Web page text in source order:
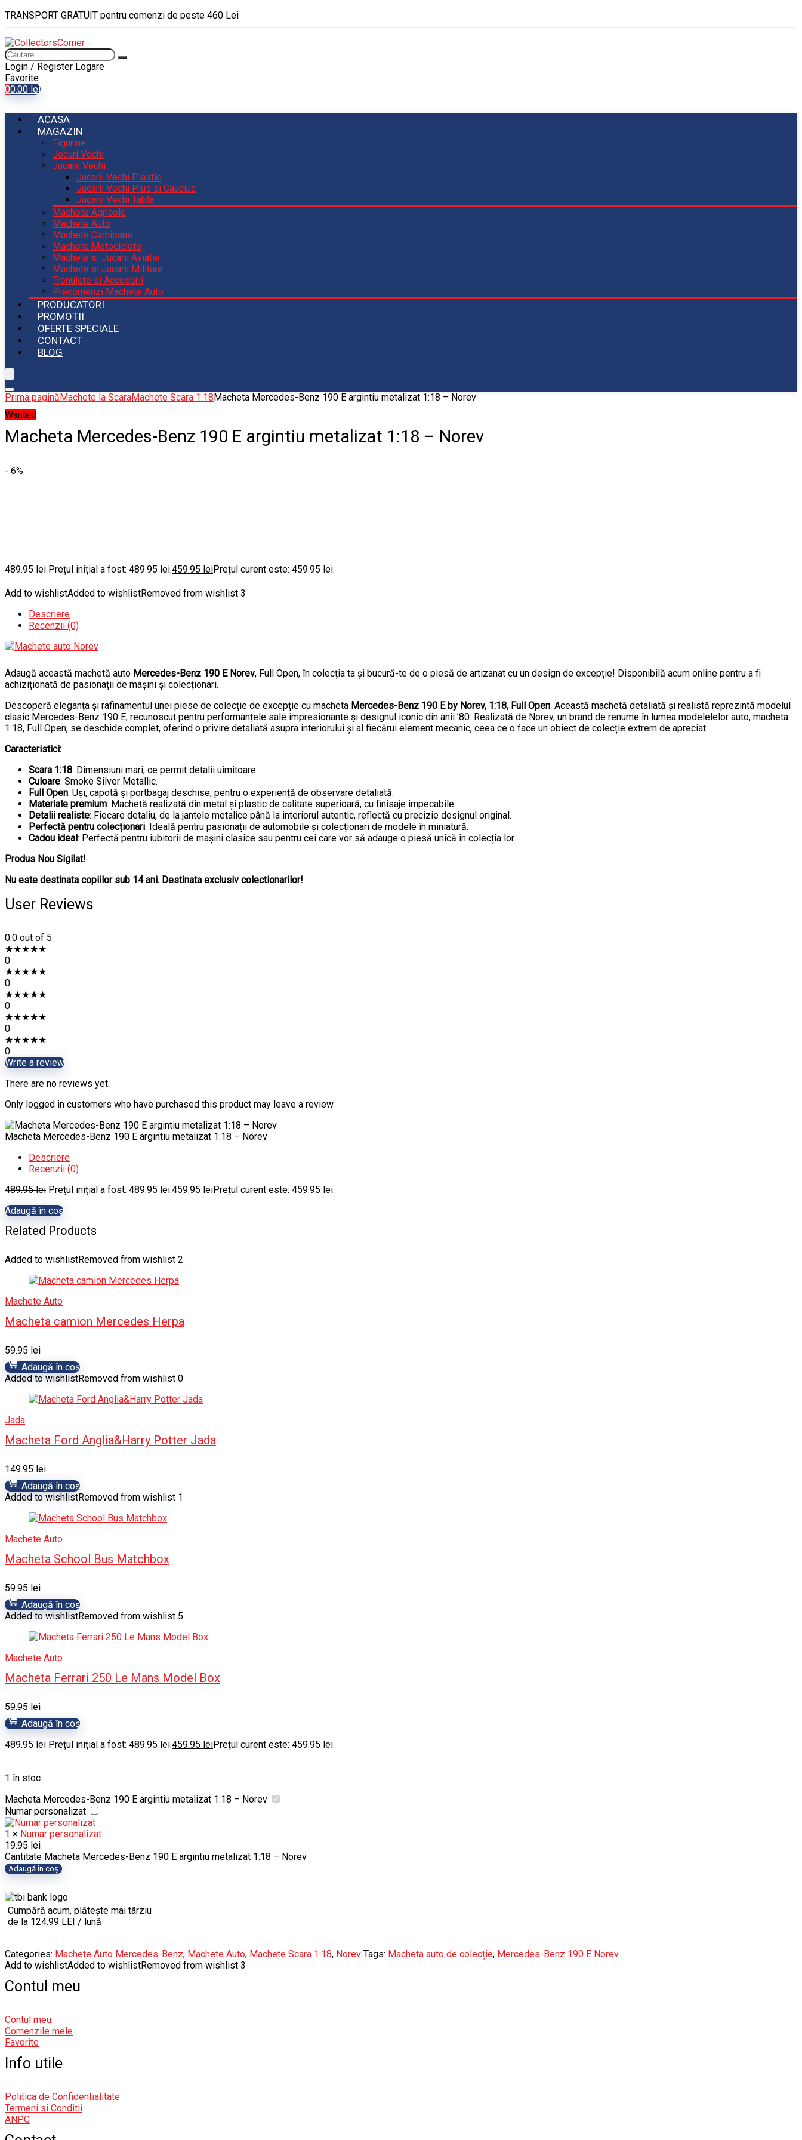
TRANSPORT GRATUIT pentru comenzi de peste 460 Lei
Login / Register Logare
Favorite
00.00 lei
ACASA
MAGAZIN
Figurine
Jocuri Vechi
Jucarii Vechi
Jucarii Vechi Plastic
Jucarii Vechi Plus si Cauciuc
Jucarii Vechi Tabla
Machete Agricole
Machete Auto
Machete Camioane
Machete Motociclete
Machete si Jucarii Aviatie
Machete si Jucarii Militare
Trenulete si Accesorii
Precomenzi Machete Auto
PRODUCATORI
PROMOTII
OFERTE SPECIALE
CONTACT
BLOG
Prima paginăMachete la ScaraMachete Scara 1:18Macheta Mercedes-Benz 190 E argintiu metalizat 1:18 – Norev
Wanted
Macheta Mercedes-Benz 190 E argintiu metalizat 1:18 – Norev
- 6%
489.95lei Prețul inițial a fost: 489.95 lei.459.95 leiPrețul curent este: 459.95 lei.
Add to wishlistAdded to wishlistRemoved from wishlist 3
Descriere
Recenzii (0)
Adaugă această machetă auto Mercedes-Benz 190 E Norev, Full Open, în colecția ta și bucură-te de o piesă de artizanat cu un design de excepție! Disponibilă acum online pentru a fi
achiziționată de pasionații de mașini și colecționari.
Descoperă eleganța și rafinamentul unei piese de colecție de excepție cu macheta Mercedes-Benz 190 E by Norev, 1:18, Full Open. Această machetă detaliată și realistă reprezintă modelul
clasic Mercedes-Benz 190 E, recunoscut pentru performanțele sale impresionante și designul iconic din anii ’80. Realizată de Norev, un brand de renume în lumea modelelelor auto, macheta
1:18, Full Open, se deschide complet, oferind o privire detaliată asupra interiorului și al fiecărui element mecanic, ceea ce o face un obiect de colecție extrem de apreciat.
Caracteristici:
Scara 1:18: Dimensiuni mari, ce permit detalii uimitoare.
Culoare: Smoke Silver Metallic.
Full Open: Uși, capotă și portbagaj deschise, pentru o experiență de observare detaliată.
Materiale premium: Machetă realizată din metal și plastic de calitate superioară, cu finisaje impecabile.
Detalii realiste: Fiecare detaliu, de la jantele metalice până la interiorul autentic, reflectă cu precizie designul original.
Perfectă pentru colecționari: Ideală pentru pasionații de automobile și colecționari de modele în miniatură.
Cadou ideal: Perfectă pentru iubitorii de mașini clasice sau pentru cei care vor să adauge o piesă unică în colecția lor.
Produs Nou Sigilat!
Nu este destinata copiilor sub 14 ani. Destinata exclusiv colectionarilor!
User Reviews
0.0 out of 5
★★★★★
0
★★★★★
0
★★★★★
0
★★★★★
0
★★★★★
0
Write a review
There are no reviews yet.
Only logged in customers who have purchased this product may leave a review.
Macheta Mercedes-Benz 190 E argintiu metalizat 1:18 – Norev
Descriere
Recenzii (0)
489.95lei Prețul inițial a fost: 489.95 lei.459.95 leiPrețul curent este: 459.95 lei.
Adaugă în coș
Related Products
Added to wishlistRemoved from wishlist 2
Machete Auto
Macheta camion Mercedes Herpa
59.95 lei
Adaugă în coș
Added to wishlistRemoved from wishlist 0
Jada
Macheta Ford Anglia&Harry Potter Jada
149.95 lei
Adaugă în coș
Added to wishlistRemoved from wishlist 1
Machete Auto
Macheta School Bus Matchbox
59.95 lei
Adaugă în coș
Added to wishlistRemoved from wishlist 5
Machete Auto
Macheta Ferrari 250 Le Mans Model Box
59.95 lei
Adaugă în coș
489.95lei Prețul inițial a fost: 489.95 lei.459.95 leiPrețul curent este: 459.95 lei.
1 în stoc
Macheta Mercedes-Benz 190 E argintiu metalizat 1:18 – Norev
Numar personalizat
1 × Numar personalizat
19.95 lei
Cantitate Macheta Mercedes-Benz 190 E argintiu metalizat 1:18 – Norev
Adaugă în coș
Cumpără acum, plătește mai târziu
de la 124.99 LEI / lună
Categories: Machete Auto Mercedes-Benz, Machete Auto, Machete Scara 1:18, Norev Tags: Macheta auto de colecție, Mercedes-Benz 190 E Norev
Add to wishlistAdded to wishlistRemoved from wishlist 3
Contul meu
Contul meu
Comenzile mele
Favorite
Info utile
Politica de Confidentialitate
Termeni si Conditii
ANPC